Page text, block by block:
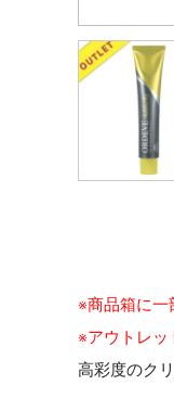
※商品箱に一
※アウトレッ
高彩度のク